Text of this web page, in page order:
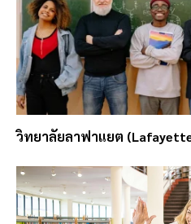
วิทยาลัยลาฟาแยต